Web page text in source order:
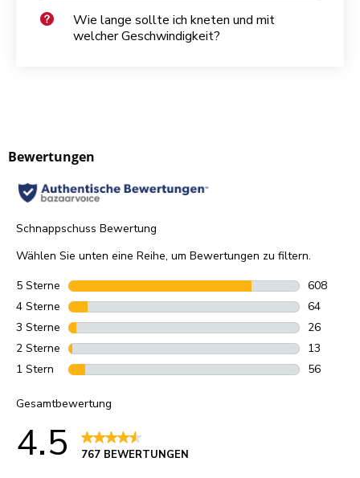
Wie lange sollte ich kneten und mit
welcher Geschwindigkeit?